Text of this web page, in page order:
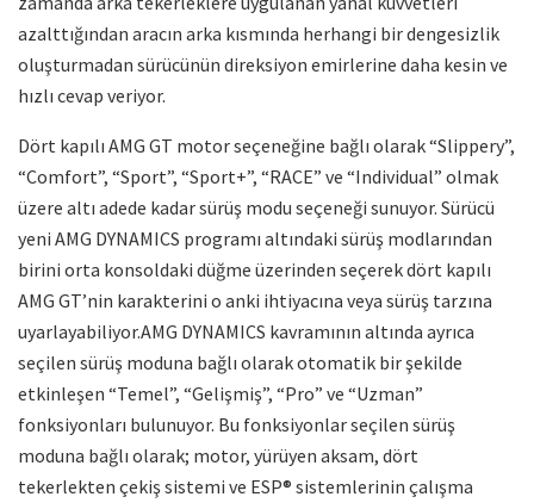
azalttığından aracın arka kısmında herhangi bir dengesizlik
oluşturmadan sürücünün direksiyon emirlerine daha kesin ve
hızlı cevap veriyor.
Dört kapılı AMG GT motor seçeneğine bağlı olarak “Slippery”,
“Comfort”, “Sport”, “Sport+”, “RACE” ve “Individual” olmak
üzere altı adede kadar sürüş modu seçeneği sunuyor. Sürücü
yeni AMG DYNAMICS programı altındaki sürüş modlarından
birini orta konsoldaki düğme üzerinden seçerek dört kapılı
AMG GT’nin karakterini o anki ihtiyacına veya sürüş tarzına
uyarlayabiliyor.AMG DYNAMICS kavramının altında ayrıca
seçilen sürüş moduna bağlı olarak otomatik bir şekilde
etkinleşen “Temel”, “Gelişmiş”, “Pro” ve “Uzman”
fonksiyonları bulunuyor. Bu fonksiyonlar seçilen sürüş
moduna bağlı olarak; motor, yürüyen aksam, dört
tekerlekten çekiş sistemi ve ESP® sistemlerinin çalışma